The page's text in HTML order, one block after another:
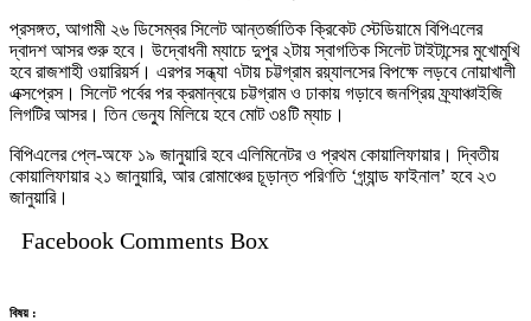
প্রসঙ্গত, আগামী ২৬ ডিসেম্বর সিলেট আন্তর্জাতিক ক্রিকেট স্টেডিয়ামে বিপিএলের
দ্বাদশ আসর শুরু হবে। উদ্বোধনী ম্যাচে দুপুর ২টায় স্বাগতিক সিলেট টাইটান্সের মুখোমুখি
হবে রাজশাহী ওয়ারিয়র্স। এরপর সন্ধ্যা ৭টায় চট্টগ্রাম রয়্যালসের বিপক্ষে লড়বে নোয়াখালী
এক্সপ্রেস। সিলেট পর্বের পর ক্রমান্বয়ে চট্টগ্রাম ও ঢাকায় গড়াবে জনপ্রিয় ফ্র্যাঞ্চাইজি
লিগটির আসর। তিন ভেন্যু মিলিয়ে হবে মোট ৩৪টি ম্যাচ।
বিপিএলের প্লে-অফে ১৯ জানুয়ারি হবে এলিমিনেটর ও প্রথম কোয়ালিফায়ার। দ্বিতীয়
কোয়ালিফায়ার ২১ জানুয়ারি, আর রোমাঞ্চের চূড়ান্ত পরিণতি ‘গ্র্যান্ড ফাইনাল’ হবে ২৩
জানুয়ারি।
Facebook Comments Box
বিষয় :